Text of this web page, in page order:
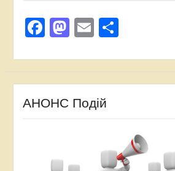
Facebook
Mastodon
Email
АНОНС Подій